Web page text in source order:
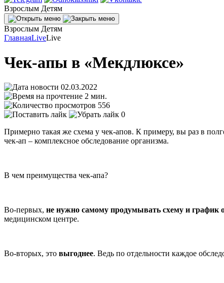
Взрослым Детям
Взрослым Детям
ГлавнаяLiveLive
Чек-апы в «Мекдлюксе»
02.03.2022
2 мин.
556
0
Примерно такая же схема у чек-апов. К примеру, вы раз в
чек-ап – комплексное обследование организма.
В чем преимущества чек-апа?
Во-первых, не нужно самому продумывать схему и график
медицинском центре.
Во-вторых, это выгоднее. Ведь по отдельности каждое